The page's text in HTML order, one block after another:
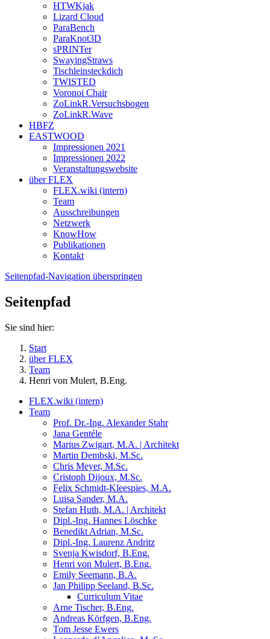
HTWKjak
Lizard Cloud
ParaBench
ParaKnot3D
sPRINTer
SwayingStraws
Tischleinsteckdich
TWISTED
Voronoi Chair
ZoLinkR.Versuchsbogen
ZoLinkR.Wave
HBFZ
EASTWOOD
Impressionen 2021
Impressionen 2022
Veranstaltungswebsite
über FLEX
FLEX.wiki (intern)
Team
Ausschreibungen
Netzwerk
KnowHow
Publikationen
Kontakt
Seitenpfad-Navigation überspringen
Seitenpfad
Sie sind hier:
Start
über FLEX
Team
Henri von Mulert, B.Eng.
FLEX.wiki (intern)
Team
Prof. Dr.-Ing. Alexander Stahr
Jana Gentéle
Marius Zwigart, M.A. | Architekt
Martin Dembski, M.Sc.
Chris Meyer, M.Sc.
Cristoph Dijoux, M.Sc.
Felix Schmidt-Kleespies, M.A.
Luisa Sander, M.A.
Stefan Huth, M.A. | Architekt
Dipl.-Ing. Hannes Löschke
Benedikt Adrian, M.Sc.
Dipl.-Ing. Laurenz Andritz
Svenja Kwisdorf, B.Eng.
Henri von Mulert, B.Eng.
Emily Seemann, B.A.
Jan Philipp Seeland, B.Sc.
Curriculum Vitae
Arne Tischer, B.Eng.
Andreas Körfgen, B.Eng.
Tom Jesse Ewers